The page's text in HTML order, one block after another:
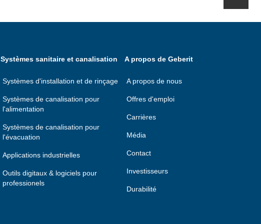
Systèmes sanitaire et canalisation
Systèmes d'installation et de rinçage
Systèmes de canalisation pour
l'alimentation
Systèmes de canalisation pour
l'évacuation
Applications industrielles
Outils digitaux & logiciels pour
professionels
A propos de Geberit
A propos de nous
Offres d'emploi
Carrières
Média
Contact
Investisseurs
Durabilité